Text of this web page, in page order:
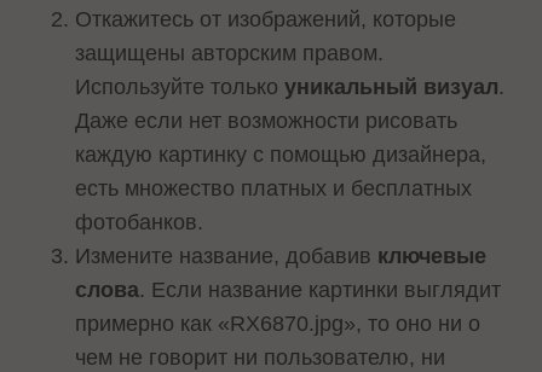
Откажитесь от изображений, которые
защищены авторским правом.
Используйте толькоуникальный визуал.
Даже если нет возможности рисовать
каждую картинку с помощью дизайнера,
есть множество платных и бесплатных
фотобанков.
Измените название, добавив ключевые
слова. Если название картинки выглядит
примерно как «RX6870.jpg», то оно ни о
чем не говорит ни пользователю, ни